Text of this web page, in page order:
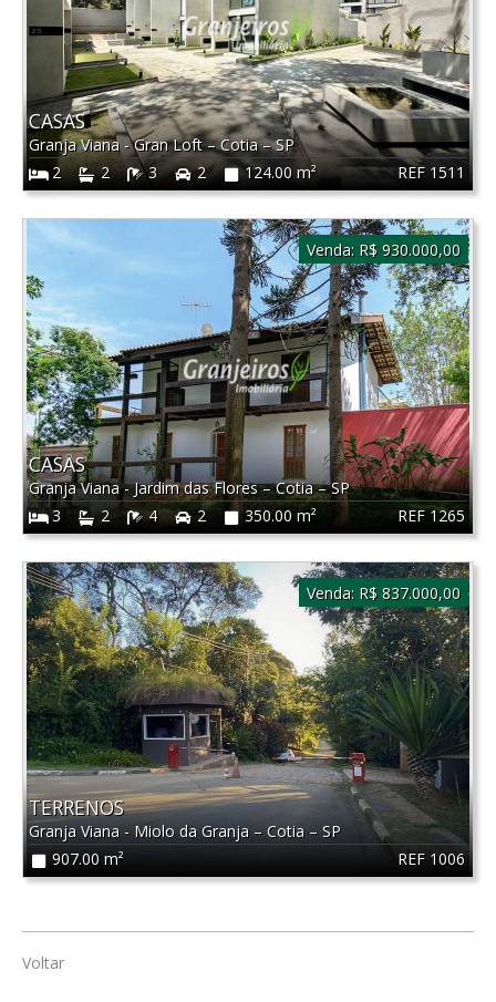
REF 1511
CASAS
Granja Viana - Gran Loft–Cotia–SP
2
2 3 2 124.00 m²
REF 1265
CASAS
Granja Viana - Jardim das Flores–Cotia–SP
3
2 4 2 350.00 m²
Venda: R$ 930.000,00
REF 1006
TERRENOS
Granja Viana - Miolo da Granja – Cotia – SP
907.00 m²
Venda: R$ 837.000,00
Voltar